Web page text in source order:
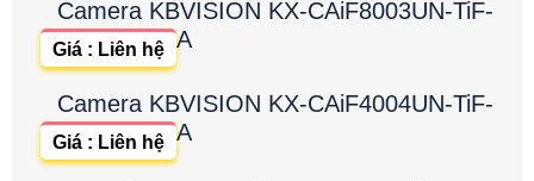
Camera KBVISION KX-CAiF8003UN-TiF-
A
Giá : Liên hệ
Camera KBVISION KX-CAiF4004UN-TiF-
A
Giá : Liên hệ